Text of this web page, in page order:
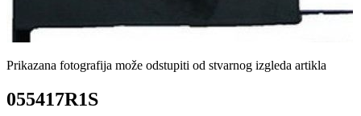
Prikazana fotografija može odstupiti od stvarnog izgleda artikla
055417R1S